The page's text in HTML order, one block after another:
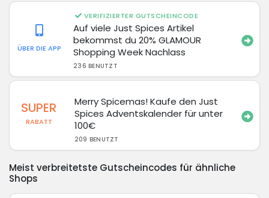
ÜBER DIE APP
VERIFIZIERTER GUTSCHEINCODE
Auf viele Just Spices Artikel
bekommst du 20% GLAMOUR
Shopping Week Nachlass
236 BENUTZT
SUPER
RABATT
Merry Spicemas! Kaufe den Just
Spices Adventskalender für unter
100€
209 BENUTZT
Meist verbreitetste Gutscheincodes für ähnliche
Shops